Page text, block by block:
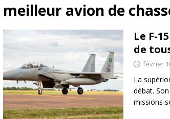
meilleur avion de
Le F-
de
février
La
débat.
missions